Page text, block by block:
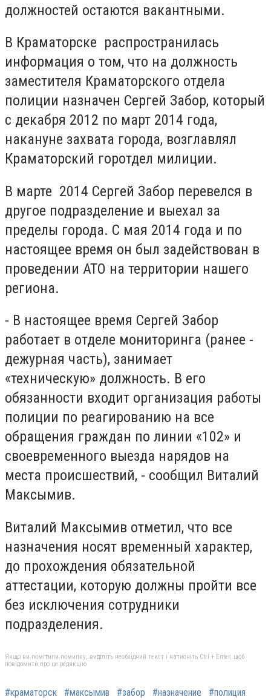
должностей остаются вакантными.
В Краматорске распространилась
информация о том, что на должность
заместителя Краматорского отдела
полиции назначен Сергей Забор, который
с декабря 2012 по март 2014 года,
накануне захвата города, возглавлял
Краматорский горотдел милиции.
В марте 2014 Сергей Забор перевелся в
другое подразделение и выехал за
пределы города. С мая 2014 года и по
настоящее время он был задействован в
проведении АТО на территории нашего
региона.
- В настоящее время Сергей Забор
работает в отделе мониторинга (ранее -
дежурная часть), занимает
«техническую» должность. В его
обязанности входит организация работы
полиции по реагированию на все
обращения граждан по линии «102» и
своевременного выезда нарядов на
места происшествий, - сообщил Виталий
Максымив.
Виталий Максымив отметил, что все
назначения носят временный характер,
до прохождения обязательной
аттестации, которую должны пройти все
без исключения сотрудники
подразделения.
Якщо ви помітили помилку, виділіть необхідний текст і натисніть Ctrl + Enter, щоб
повідомити про це редакцію
#краматорск #максымив #забор #назначение #полиция